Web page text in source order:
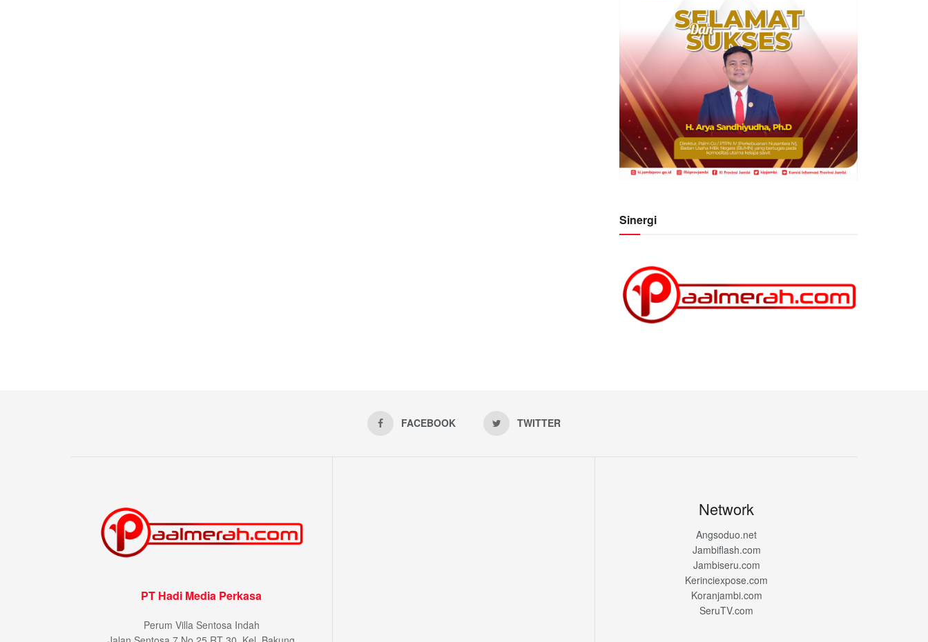
Sinergi
FACEBOOK TWITTER
PT Hadi Media Perkasa
Perum Villa Sentosa Indah
Network
Angsoduo.net
Jambiflash.com
Jambiseru.com
Kerinciexpose.com
Koranjambi.com
SeruTV.com